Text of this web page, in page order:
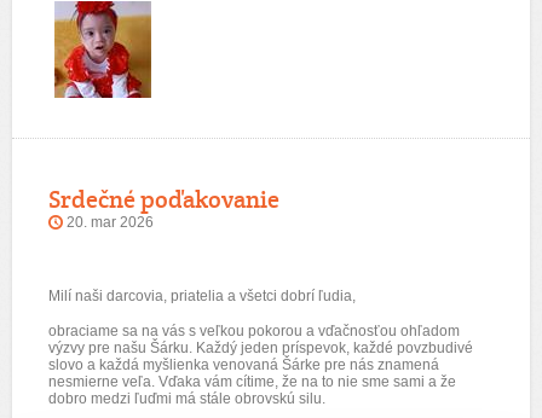
Srdečné poďakovanie
20. mar 2026
Milí naši darcovia, priatelia a všetci dobrí ľudia,
obraciame sa na vás s veľkou pokorou a vďačnosťou ohľadom
výzvy pre našu Šárku. Každý jeden príspevok, každé povzbudivé
slovo a každá myšlienka venovaná Šárke pre nás znamená
nesmierne veľa. Vďaka vám cítime, že na to nie sme sami a že
dobro medzi ľuďmi má stále obrovskú silu.